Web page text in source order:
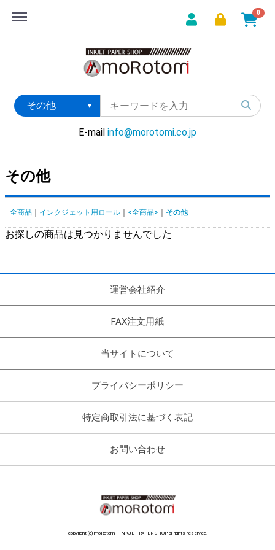
0
E-mail info@morotomi.co.jp
Menu
その他
全商品 インクジェット用ロール <全商品> その他
お探しの商品は見つかりませんでした
運営会社紹介
FAX注文用紙
当サイトについて
プライバシーポリシー
特定商取引法に基づく表記
お問い合わせ
copyright (c) moRotomi - INKJET PAPER SHOP all rights reserved.